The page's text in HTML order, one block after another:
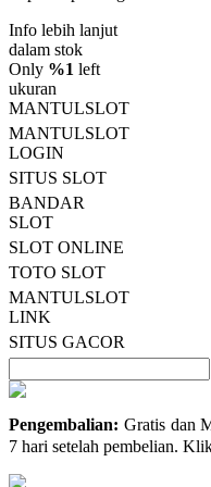
rating
rata-
rata.
Read
13
Reviews.
Tautan
halaman
yang
sama.
Info lebih lanjut
dalam stok
Only %1 left
ukuran
MANTULSLOT
MANTULSLOT
LOGIN
SITUS SLOT
BANDAR
SLOT
SLOT ONLINE
TOTO SLOT
MANTULSLOT
LINK
SITUS GACOR
Pengembalian: Gratis dan
7 hari setelah pembelian.